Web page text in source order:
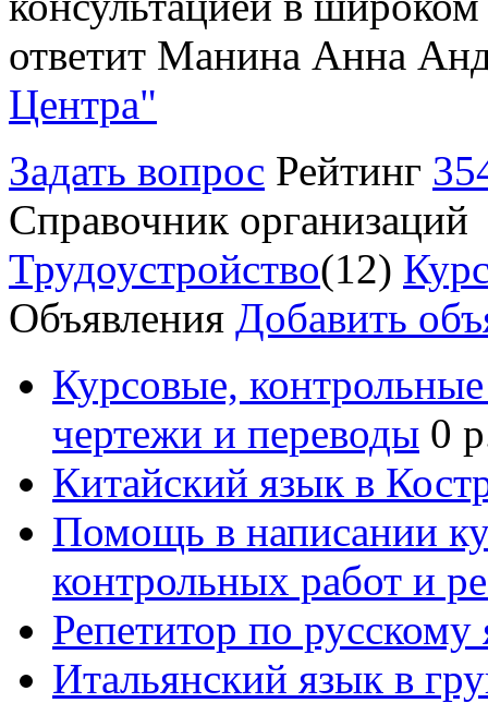
ответит Манина Анна
Центра"
Задать вопрос Рейтинг
Справочник организаций
Трудоустройство(12)
Объявления Добавить
Курсовые,
чертежи и переводы 0
Китайский язык в
Помощь в написании
контрольных работ и
Репетитор по русскому
Итальянский язык в